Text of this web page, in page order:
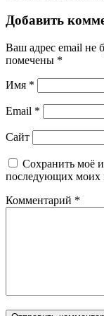
Добавить
Ваш адрес email не
помечены *
Имя *
Email *
Сайт
Сохранить моё
последующих моих
Комментарий *